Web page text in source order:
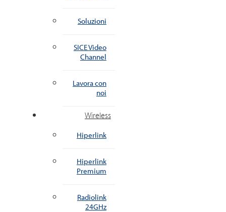
Soluzioni
SICE Video
Channel
Lavora con
noi
Wireless
Hiperlink
Hiperlink
Premium
Radiolink
24GHz